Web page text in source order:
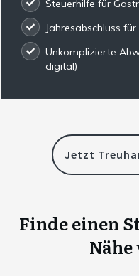
Steuerhilfe für
Jahresabschluss
Unkomplizierte
digital)
Jetzt
Finde einen
Nähe